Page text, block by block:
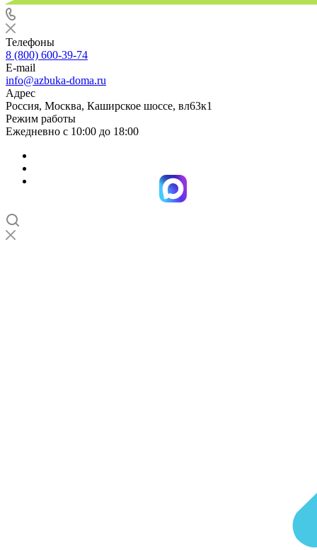
Телефоны
8 (800) 600-39-74
E-mail
info@azbuka-doma.ru
Адрес
Россия, Москва, Каширское шоссе, вл63к1
Режим работы
Ежедневно с 10:00 до 18:00